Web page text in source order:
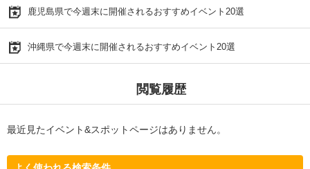
鹿児島県で今週末に開催されるおすすめイベント20選
沖縄県で今週末に開催されるおすすめイベント20選
閲覧履歴
最近見たイベント&スポットページはありません。